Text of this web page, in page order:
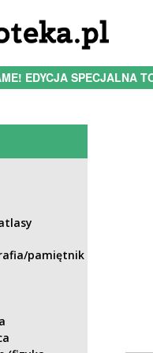
EDYCJA SPECJALNA
pamiętnik